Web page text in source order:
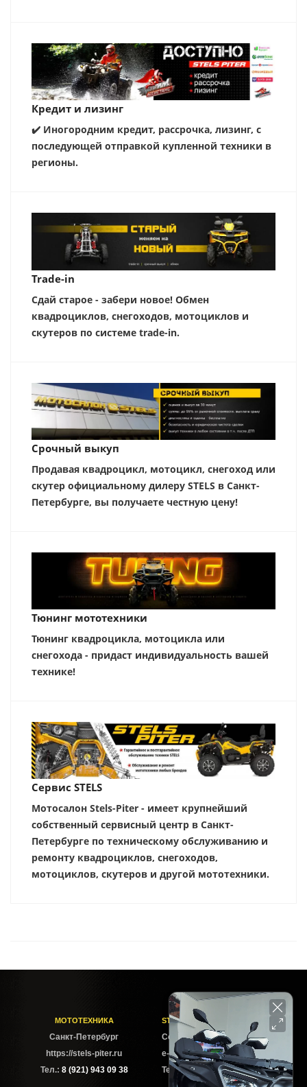
Кредит и лизинг
✔️ Иногородним кредит, рассрочка, лизинг, с
последующей отправкой купленной техники в
регионы.
Trade-in
Сдай старое - забери новое! Обмен
квадроциклов, снегоходов, мотоциклов и
скутеров по системе trade-in.
Срочный выкуп
Продавая квадроцикл, мотоцикл, снегоход или
скутер официальному дилеру STELS в Санкт-
Петербурге, вы получаете честную цену!
Тюнинг мототехники
Тюнинг квадроцикла, мотоцикла или
снегохода - придаст индивидуальность вашей
технике!
Сервис STELS
Мотосалон Stels-Piter - имеет крупнейший
собственный сервисный центр в Санкт-
Петербурге по техническому обслуживанию и
ремонту квадроциклов, снегоходов,
мотоциклов, скутеров и другой мототехники.
МОТОТЕХНИКА
Cанкт-Петербург
https://stels-piter.ru
Тел.: 8 (921) 943 09 38
STELS-PITER СОФИЙСКАЯ
Софийская ул. 6Б
e-mail: sales@stels-piter.ru
Тел.:8 (921) 943 09 38